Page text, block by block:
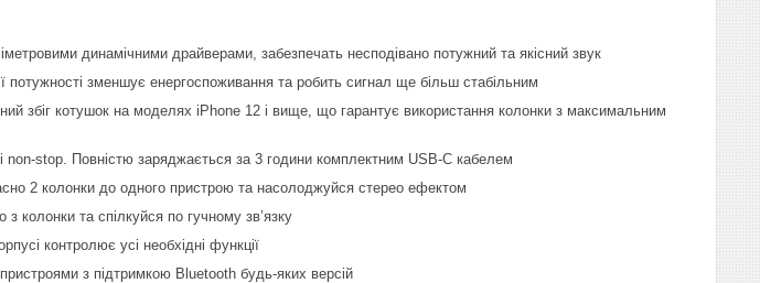
динамічними драйверами, забезпечать несподівано потужний та якісний звук
потужності зменшує енергоспоживання та робить сигнал ще більш стабільним
збіг котушок на моделях iPhone 12 і вище, що гарантує використання колонки з максимальним
stop. Повністю заряджається за 3 години комплектним USB-C кабелем
2 колонки до одного пристрою та насолоджуйся стерео ефектом
колонки та спілкуйся по гучному зв’язку
контролює усі необхідні функції
з підтримкою Bluetooth будь-яких версій